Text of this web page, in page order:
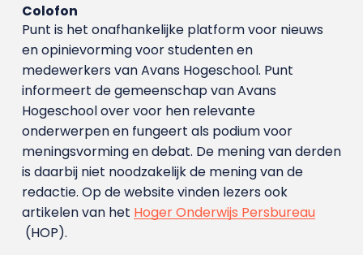
Colofon
Punt is het onafhankelijke platform voor nieuws
en opinievorming voor studenten en
medewerkers van Avans Hoge­school. Punt
informeert de gemeenschap van Avans
Hogeschool over voor hen relevante
onderwerpen en fungeert als podium voor
meningsvorming en debat. De mening van derden
is daarbij niet noodzakelijk de mening van de
redactie. Op de website vinden lezers ook
artikelen van het Hoger Onderwijs Persbureau
(HOP).